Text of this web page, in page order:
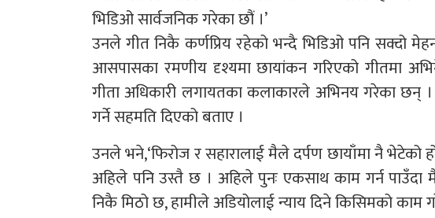
भिडिओ सार्वजनिक गरेका छौं ।’
उनले गीत निकै कर्णप्रिय रहेको भन्दै भिडिओ पनि सक्दो
आसपासका रमणीय दृश्यमा छायांकन गरिएको गीतमा
गीता अधिकारी लगायतका कलाकारले अभिनय गरेका
गर्ने सहमति दिएको बताए ।
उनले भने,‘फिरोज र सहारालाई मैले दर्पण छायाँमा नै भेटेको
अहिले पनि उस्तै छ । अहिले पुनः एकसाथ काम गर्न पाउँदा
निकै मिठो छ, हामीले अडियोलाई न्याय दिने किसिमको काम